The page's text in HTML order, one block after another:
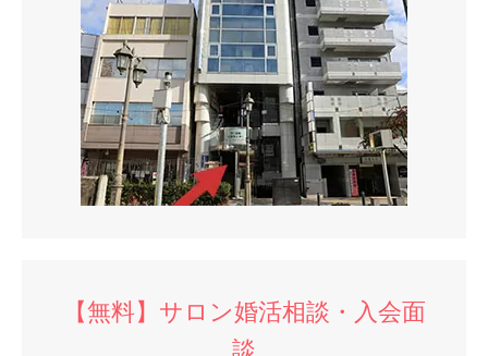
【無料】サロン婚活相談・入会面
談